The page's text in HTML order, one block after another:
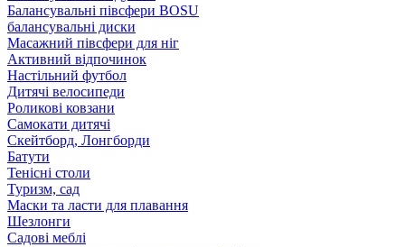
Балансувальні півсфери BOSU
балансувальні диски
Масажний півсфери для ніг
Активний відпочинок
Настільний футбол
Дитячі велосипеди
Роликові ковзани
Самокати дитячі
Скейтборд, Лонгборди
Батути
Тенісні столи
Туризм, сад
Маски та ласти для плавання
Шезлонги
Садові меблі